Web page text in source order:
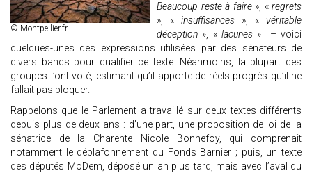
© Montpellier.fr
Beaucoup reste à faire », « regrets
», « insuffisances », « véritable
déception », « lacunes » – voici
quelques-unes des expressions utilisées par des sénateurs de
divers bancs pour qualifier ce texte. Néanmoins, la plupart des
groupes l’ont voté, estimant qu’il apporte de réels progrès qu’il ne
fallait pas bloquer.
Rappelons que le Parlement a travaillé sur deux textes différents
depuis plus de deux ans : d’une part, une proposition de loi de la
sénatrice de la Charente Nicole Bonnefoy, qui comprenait
notamment le déplafonnement du Fonds Barnier ; puis, un texte
des députés MoDem, déposé un an plus tard, mais avec l’aval du